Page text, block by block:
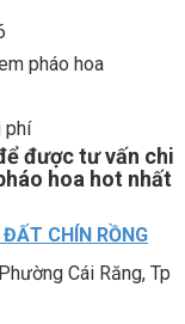
pháo hoa
phí
được tư vấn chi
hoa hot nhất
CHÍN RỒNG
Cái Răng, Tp